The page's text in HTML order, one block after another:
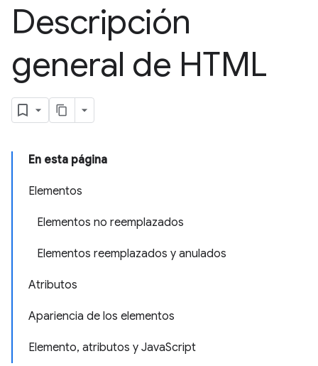
Descripción
general de HTML
En esta página
Elementos
Elementos no reemplazados
Elementos reemplazados y anulados
Atributos
Apariencia de los elementos
Elemento, atributos y JavaScript